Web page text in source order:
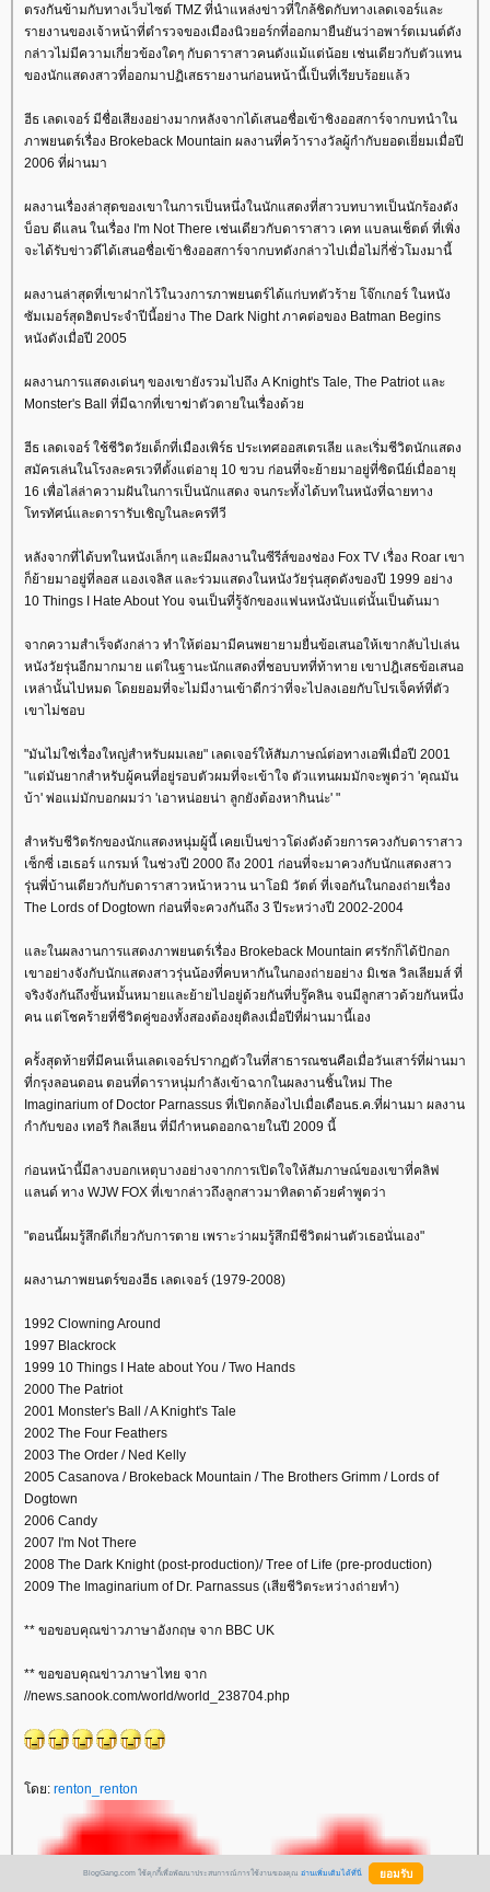
ตรงกันข้ามกับทางเว็บไซต์ TMZ ที่นำแหล่งข่าวที่ใกล้ชิดกับทางเลดเจอร์และ
รายงานของเจ้าหน้าที่ตำรวจของเมืองนิวยอร์กที่ออกมายืนยันว่าอพาร์ตเมนต์ดัง
กล่าวไม่มีความเกี่ยวข้องใดๆ กับดาราสาวคนดังแม้แต่น้อย เช่นเดียวกับตัวแทน
ของนักแสดงสาวที่ออกมาปฏิเสธรายงานก่อนหน้านี้เป็นที่เรียบร้อยแล้ว
ฮีธ เลดเจอร์ มีชื่อเสียงอย่างมากหลังจากได้เสนอชื่อเข้าชิงออสการ์จากบทนำใน
ภาพยนตร์เรื่อง Brokeback Mountain ผลงานที่คว้ารางวัลผู้กำกับยอดเยี่ยมเมื่อปี
2006 ที่ผ่านมา
ผลงานเรื่องล่าสุดของเขาในการเป็นหนึ่งในนักแสดงที่สาวบทบาทเป็นนักร้องดัง
บ็อบ ดีแลน ในเรื่อง I'm Not There เช่นเดียวกับดาราสาว เคท แบลนเช็ตต์ ที่เพิ่ง
จะได้รับข่าวดีได้เสนอชื่อเข้าชิงออสการ์จากบทดังกล่าวไปเมื่อไม่กี่ชั่วโมงมานี้
ผลงานล่าสุดที่เขาฝากไว้ในวงการภาพยนตร์ได้แก่บทตัวร้าย โจ๊กเกอร์ ในหนัง
ซัมเมอร์สุดฮิตประจำปีนี้อย่าง The Dark Night ภาคต่อของ Batman Begins
หนังดังเมื่อปี 2005
ผลงานการแสดงเด่นๆ ของเขายังรวมไปถึง A Knight's Tale, The Patriot และ
Monster's Ball ที่มีฉากที่เขาฆ่าตัวตายในเรื่องด้ว
ฮีธ เลดเจอร์ ใช้ชีวิตวัยเด็กที่เมืองเพิร์ธ ประเทศออสเตรเลีย และเริ่มชีวิตนักแสดง
สมัครเล่นในโรงละครเวทีตั้งแต่อายุ 10 ขวบ ก่อนที่จะย้ายมาอยู่ที่ซิดนีย์เมื่ออายุ
16 เพื่อไล่ล่าความฝันในการเป็นนักแสดง จนกระทั้งได้บทในหนังที่ฉายทาง
ทรทัศน์และดารารับเชิญในละครทีวี
หลังจากที่ได้บทในหนังเล็กๆ และมีผลงานในซีรีส์ของช่อง Fox TV เรื่อง Roar เขา
ก็ย้ายมาอยู่ที่ลอส แองเจลิส และร่วมแสดงในหนังวัยรุ่นสุดดังของปี 1999 อย่าง
10 Things I Hate About You จนเป็นที่รู้จักของแฟนหนังนับแต่นั้นเป็นต้นมา
จากความสำเร็จดังกล่าว ทำให้ต่อมามีคนพยายามยื่นข้อเสนอให้เขากลับไปเล่น
หนังวัยรุ่นอีกมากมาย แต่ในฐานะนักแสดงที่ชอบบทที่ท้าทาย เขาปฎิเสธข้อเสนอ
เหล่านั้นไปหมด โดยยอมที่จะไม่มีงานเข้าดีกว่าที่จะไปลงเอยกับโปรเจ็คท์ที่ตัว
เขาไม่ชอบ
"มันไม่ใช่เรื่องใหญ่สำหรับผมเลย" เลดเจอร์ให้สัมภาษณ์ต่อทางเอพีเมื่อปี 2001
"แต่มันยากสำหรับผู้คนที่อยู่รอบตัวผมที่จะเข้าใจ ตัวแทนผมมักจะพูดว่า 'คุณมัน
บ้า' พ่อแม่มักบอกผมว่า 'เอาหน่อยน่า ลูกยังต้องหากินน่ะ' "
สำหรับชีวิตรักของนักแสดงหนุ่มผู้นี้ เคยเป็นข่าวโด่งดังด้วยการควงกับดาราสาว
เซ็กซี่ เฮเธอร์ แกรมห์ ในช่วงปี 2000 ถึง 2001 ก่อนที่จะมาควงกับนักแสดงสาว
รุ่นพี่บ้านเดียวกับกับดาราสาวหน้าหวาน นาโอมิ วัตต์ ที่เจอกันในกองถ่ายเรื่อง
The Lords of Dogtown ก่อนที่จะควงกันถึง 3 ปีระหว่างปี 2002-2004
ละในผลงานการแสดงภาพยนตร์เรื่อง Brokeback Mountain ศรรักก็ได้ปักอก
เขาอย่างจังกับนักแสดงสาวรุ่นน้องที่คบหากันในกองถ่ายอย่าง มิเชล วิลเลียมส์ ที่
จริงจังกันถึงขั้นหมั้นหมายและย้ายไปอยู่ด้วยกันที่บรู๊คลิน จนมีลูกสาวด้วยกันหนึ่ง
คน แต่โชคร้ายที่ชีวิตคู่ของทั้งสองต้องยุติลงเมื่อปีที่ผ่านมานี้เอง
ครั้งสุดท้ายที่มีคนเห็นเลดเจอร์ปรากฏตัวในที่สาธารณชนคือเมื่อวันเสาร์ที่ผ่านมา
ที่กรุงลอนดอน ตอนที่ดาราหนุ่มกำลังเข้าฉากในผลงานชิ้นใหม่ The
Imaginarium of Doctor Parnassus ที่เปิดกล้องไปเมื่อเดือนธ.ค.ที่ผ่านมา ผลงาน
กำกับของ เทอรี กิลเลียน ที่มีกำหนดออกฉายในปี 2009 นี้
ก่อนหน้านี้มีลางบอกเหตุบางอย่างจากการเปิดใจให้สัมภาษณ์ของเขาที่คลิฟ
ลนด์ ทาง WJW FOX ที่เขากล่าวถึงลูกสาวมาทิลดาด้วยคำพูดว่า
"ตอนนี้ผมรู้สึกดีเกี่ยวกับการตาย เพราะว่าผมรู้สึกมีชีวิตผ่านตัวเธอนั่นเอง"
ผลงานภาพยนตร์ของฮีธ เลดเจอร์ (1979-2008)
1992 Clowning Around
1997 Blackrock
1999 10 Things I Hate about You / Two Hands
2000 The Patriot
2001 Monster's Ball / A Knight's Tale
2002 The Four Feathers
2003 The Order / Ned Kelly
2005 Casanova / Brokeback Mountain / The Brothers Grimm / Lords of
Dogtown
2006 Candy
2007 I'm Not There
2008 The Dark Knight (post-production)/ Tree of Life (pre-production)
2009 The Imaginarium of Dr. Parnassus (เสียชีวิตระหว่างถ่ายทำ)
** ขอขอบคุณข่าวภาษาอังกฤษ จาก BBC UK
** ขอขอบคุณข่าวภาษาไทย จาก
//news.sanook.com/world/world_238704.php
ดย: renton_renton
BlogGang.com ใช้คุกกี้เพื่อพัฒนาประสบการณ์การใช้งานของคุณ อ่านเพิ่มเติมได้ที่นี่